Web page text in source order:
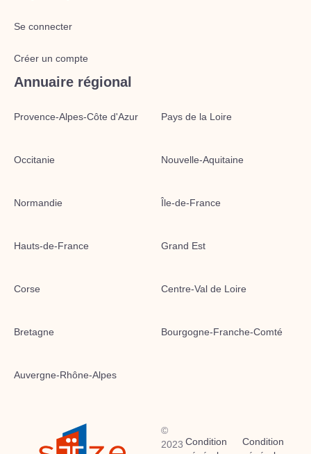
Se connecter
Créer un compte
Annuaire régional
Provence-Alpes-Côte d'Azur Pays de la Loire
Occitanie Nouvelle-Aquitaine
Normandie Île-de-France
Hauts-de-France Grand Est
Corse Centre-Val de Loire
Bretagne Bourgogne-Franche-Comté
Auvergne-Rhône-Alpes
©
2023 Condition
Condition